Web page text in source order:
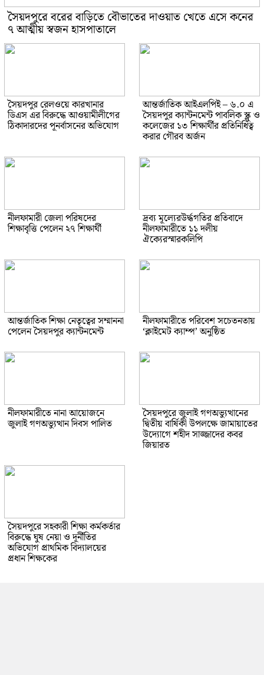
সৈয়দপুরে বরের বাড়িতে বৌভাতের দাওয়াত খেতে এসে কনের
৭ আত্মীয় স্বজন হাসপাতালে
সৈয়দপুর রেলওয়ে কারখানার
ডিএস এর বিরুদ্ধে আওয়ামীলীগের
ঠিকাদারদের পূনর্বাসনের অভিযোগ
আন্তর্জাতিক আইএলপিই – ৬.০ এ
সৈয়দপুর ক্যান্টনমেন্ট পাবলিক স্ক্লু ও
কলেজের ১৩ শিক্ষার্থীর প্রতিনিধিত্ব
করার গৌরব অর্জন
নীলফামারী জেলা পরিষদের
শিক্ষাবৃত্তি পেলেন ২৭ শিক্ষার্থী
দ্রব্য মূল্যেরউর্দ্ধগতির প্রতিবাদে
নীলফামারীতে ১১ দলীয়
ঐক্যেরস্মারকলিপি
আন্তর্জাতিক শিক্ষা নেতৃত্বের সম্মাননা
পেলেন সৈয়দপুর ক্যান্টনমেন্ট
নীলফামারীতে পরিবেশ সচেতনতায়
‘ক্লাইমেট ক্যাম্প’ অনুষ্ঠিত
নীলফামারীতে নানা আয়োজনে
জুলাই গণঅভ্যুত্থান দিবস পালিত
সৈয়দপুরে জুলাই গণঅভ্যুত্থানের
দ্বিতীয় বার্ষিকী উপলক্ষে জামায়াতের
উদ্যোগে শহীদ সাজ্জাদের কবর
জিয়ারত
সৈয়দপুরে সহকারী শিক্ষা কর্মকর্তার
বিরুদ্ধে ঘুষ নেয়া ও দূর্নীতির
অভিযোগ প্রাথমিক বিদ্যালয়ের
প্রধান শিক্ষকের